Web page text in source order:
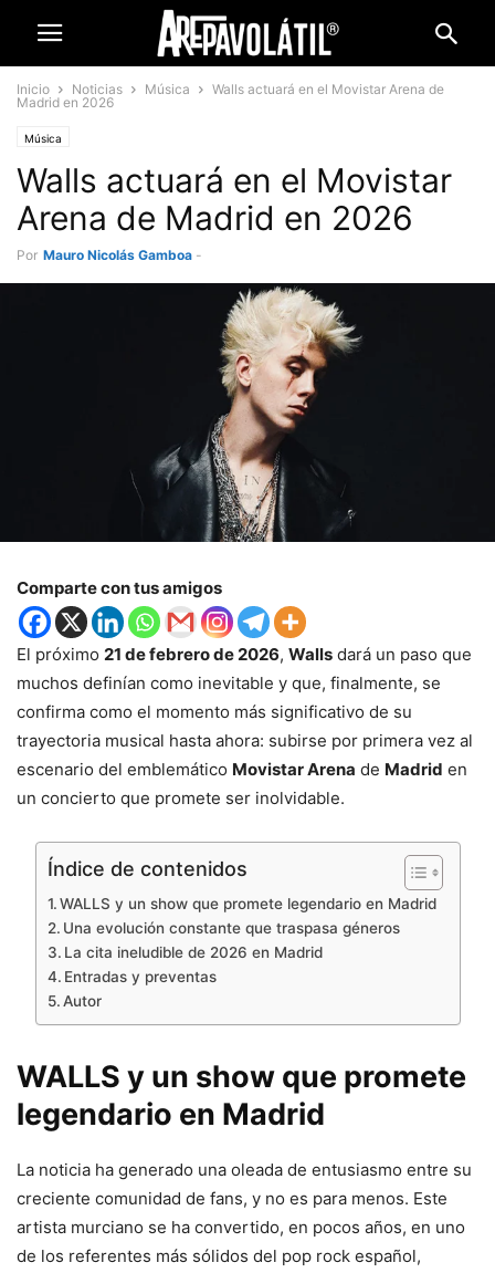
Inicio Noticias Música
Walls actuará en el Movistar Arena de
Madrid en 2026
Música
Walls actuará en el Movistar
Arena de Madrid en 2026
Por Mauro Nicolás Gamboa -
Comparte con tus amigos
El próximo 21 de febrero de 2026, Walls dará un paso que
muchos definían como inevitable y que, finalmente, se
confirma como el momento más significativo de su
trayectoria musical hasta ahora: subirse por primera vez al
escenario del emblemático Movistar Arena de Madrid en
un concierto que promete ser inolvidable.
Índice de contenidos
WALLS y un show que promete legendario en Madrid
Una evolución constante que traspasa géneros
La cita ineludible de 2026 en Madrid
Entradas y preventas
Autor
WALLS y un show que promete
legendario en Madrid
La noticia ha generado una oleada de entusiasmo entre su
creciente comunidad de fans, y no es para menos. Este
artista murciano se ha convertido, en pocos años, en uno
de los referentes más sólidos del pop rock español,